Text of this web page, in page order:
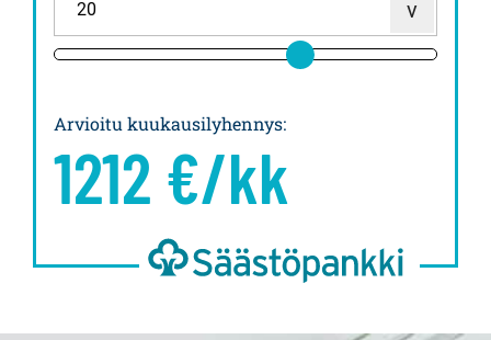
Arvioitu kuukausilyhennys:
1212 €/kk